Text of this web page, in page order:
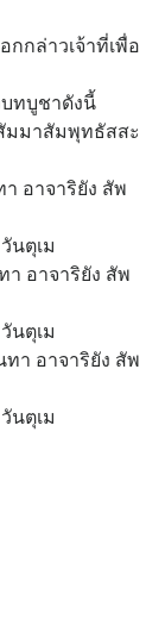
กล่าวเจ้าที่เพื่อ
ทบูชาดังนี้
มมาสัมพุทธัสสะ
อาจาริยัง สัพ
นตุเม
อาจาริยัง สัพ
นตุเม
า อาจาริยัง สัพ
นตุเม